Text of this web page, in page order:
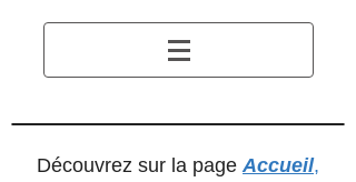
Découvrez sur la pageAccueil,